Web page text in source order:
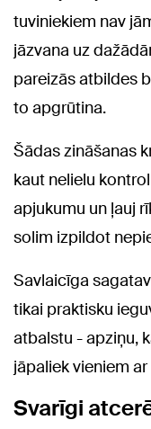
tuviniekiem nav
jāzvana uz
pareizās atbildes
to apgrūtina.
Šādas zināšanas
kaut nelielu
apjukumu un ļauj
solim izpildot
Savlaicīga
tikai praktisku
atbalstu - apziņu,
jāpaliek vieniem
Svarīgi